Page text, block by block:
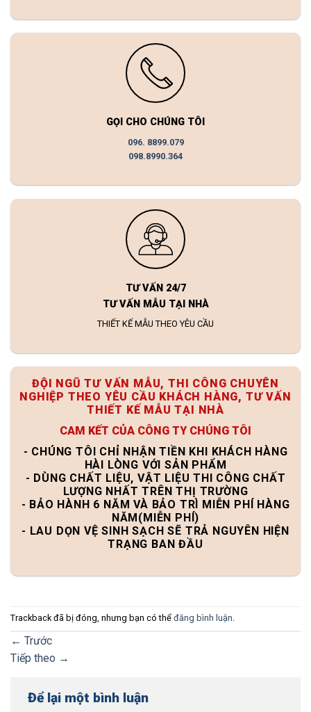
GỌI CHO CHÚNG TÔI
096. 8899.079
098.8990.364
TƯ VẤN 24/7
TƯ VẤN MẪU TẠI NHÀ
THIẾT KẾ MẪU THEO YÊU CẦU
ĐỘI NGŨ TƯ VẤN MẪU, THI CÔNG CHUYÊN
NGHIỆP THEO YÊU CẦU KHÁCH HÀNG, TƯ VẤN
THIẾT KẾ MẪU TẠI NHÀ
CAM KẾT CỦA CÔNG TY CHÚNG TÔI
- CHÚNG TÔI CHỈ NHẬN TIỀN KHI KHÁCH HÀNG
HÀI LÒNG VỚI SẢN PHẨM
- DÙNG CHẤT LIỆU, VẬT LIỆU THI CÔNG CHẤT
LƯỢNG NHẤT TRÊN THỊ TRƯỜNG
- BẢO HÀNH 6 NĂM VÀ BẢO TRÌ MIỄN PHÍ HÀNG
NĂM(MIỄN PHÍ)
- LAU DỌN VỆ SINH SẠCH SẼ TRẢ NGUYÊN HIỆN
TRẠNG BAN ĐẦU
Trackback đã bị đóng, nhưng bạn có thể đăng bình luận
← Trước
Tiếp theo →
Để lại một bình luận